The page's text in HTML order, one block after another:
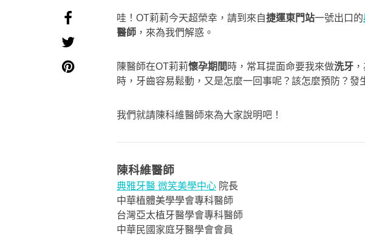
哇！OT莉莉今天超榮幸，請到來自捷運東門站一號出口的
醫師 ，來為我們解惑。
陳醫師在OT莉莉懷孕期間 時，常耳提面命要我來做洗牙
時，牙齒容易鬆動，又是怎麼一回事呢？該怎麼預防？發
我們就請陳科維醫師來為大家說明吧！
陳科維醫師
典雅牙醫 微笑美學中心 院長
中華植體美學學會專科醫師
台灣亞太植牙醫學會專科醫師
中華民國家庭牙醫學會會員